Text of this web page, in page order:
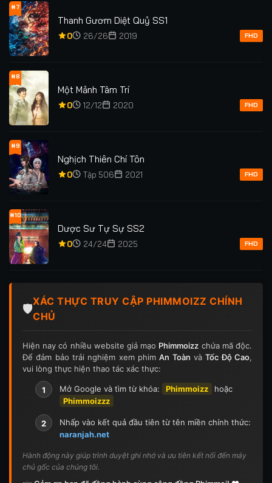
#7
Thanh Gươm Diệt Quỷ SS1
0 26/26 2019 FHD
#8
Một Mảnh Tâm Trí
0 12/12 2020 FHD
#9
Nghịch Thiên Chí Tôn
0 Tập 506 2021 FHD
#10
Dược Sư Tự Sự SS2
0 24/24 2025 FHD
🛡️
XÁC THỰC TRUY CẬP PHIMMOIZZ CHÍNH
CHỦ
Hiện nay có nhiều website giả mạo Phimmoizz chứa mã độc.
Để đảm bảo trải nghiệm xem phimAn Toàn vàTốc Độ Cao,
vui lòng thực hiện thao tác xác thực:
1 Mở Google và tìm từ khóa: Phimmoizz
hoặc
Phimmoizzz
2
Nhấp vào kết quả đầu tiên từ tên miền chính thức:
naranjah.net
Hành động này giúp trình duyệt ghi nhớ và ưu tiên kết nối đến máy
chủ gốc của chúng tôi.